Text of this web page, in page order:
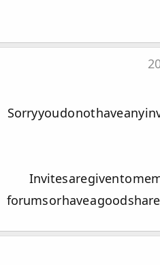
Sorry you do not have any
Invites are given to
forums or have a good